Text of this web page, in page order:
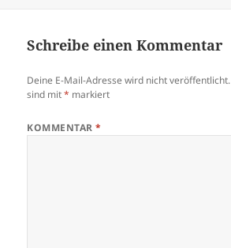
Schreibe einen Kommentar
Deine E-Mail-Adresse wird nicht veröffentlicht.
sind mit* markiert
KOMMENTAR*